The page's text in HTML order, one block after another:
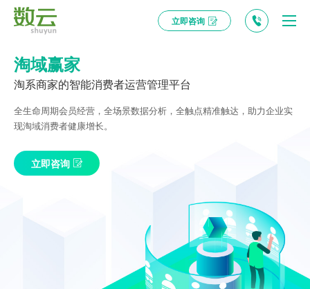
立即咨询
淘域赢家
淘系商家的智能消费者运营管理平台
全生命周期会员经营，全场景数据分析，全触点精准触达，助力企业实
现淘域消费者健康增长。
立即咨询